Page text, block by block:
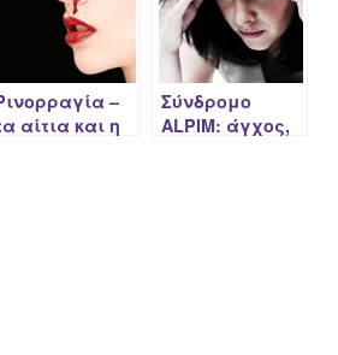
–
αίτια και η
Σύνδρομο
ALPIM: άγχος,